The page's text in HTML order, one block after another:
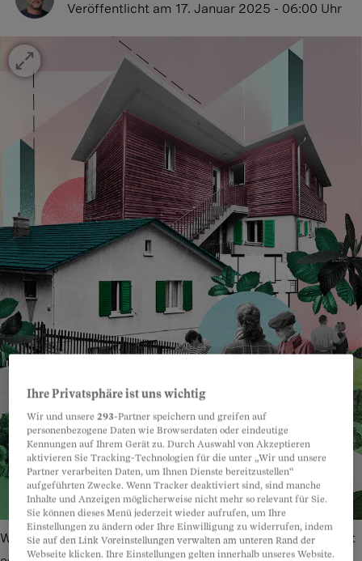
Veröffentlicht am 17. Januar 2025 - 06:00 Uhr
Wenn die Kinder dereinst aus dem Eigenheim ausziehen, ist
Ihre Privatsphäre ist uns wichtig
Wir und unsere293-Partner speichern und greifen auf
personenbezogene Daten wie Browserdaten oder eindeutige
Kennungen auf Ihrem Gerät zu. Durch Auswahl von Akzeptieren
aktivieren Sie Tracking-Technologien für die unter „Wir und unsere
Partner verarbeiten Daten, um Ihnen Dienste bereitzustellen“
aufgeführten Zwecke. Wenn Tracker deaktiviert sind, sind manche
Inhalte und Anzeigen möglicherweise nicht mehr so relevant für Sie.
Sie können dieses Menü jederzeit wieder aufrufen, um Ihre
Einstellungen zu ändern oder Ihre Einwilligung zu widerrufen, indem
Sie auf den Link Voreinstellungen verwalten am unteren Rand der
Webseite klicken. Ihre Einstellungen gelten innerhalb unseres Website.